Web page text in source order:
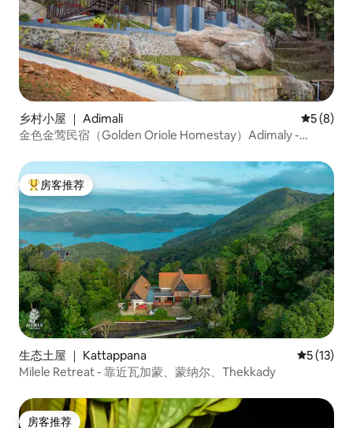
乡村小屋 ｜ Adimali 平均评分
5 (8)
金色金莺民宿（Golden Oriole Homestay）Adimaly -
热门「房客推荐」
房客推荐
生态土屋 ｜ Kattappana 平均评分
5 (13)
Milele Retreat - 靠近瓦加蒙、蒙纳尔、Thekkady
房客推荐